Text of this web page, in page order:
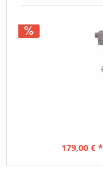
179,00 € *